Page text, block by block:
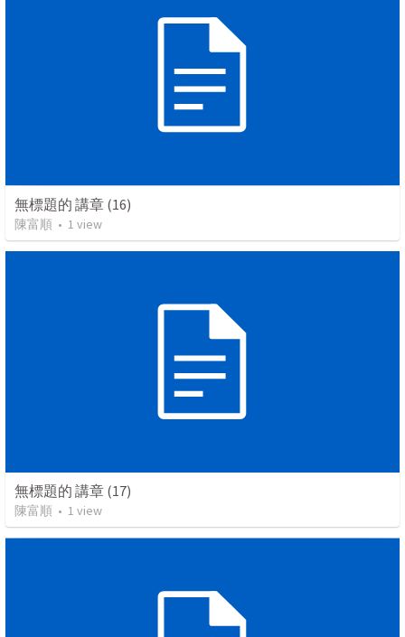
無標題的 講章 (16)
陳富順 • 1 view
無標題的 講章 (17)
陳富順 • 1 view